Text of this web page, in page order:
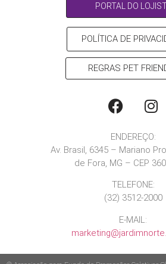
PORTAL DO
POLÍTICA DE
REGRAS PET
ENDEREÇO:
Av. Brasil, 6345 – Mariano
de Fora, MG – CEP
TELEFONE:
(32) 3512-2000
E-MAIL: